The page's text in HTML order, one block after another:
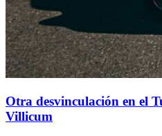
Otra desvinculación en el
Villicum